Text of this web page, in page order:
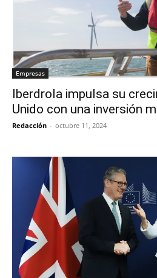
Empresas
Iberdrola impulsa su
Unido con una inversión
Redacción - octubre 11, 2024